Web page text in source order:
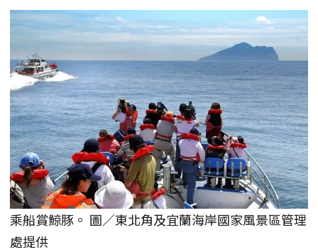
乘船賞鯨豚。 圖／東北角及宜蘭海岸國家風景區管理
處提供